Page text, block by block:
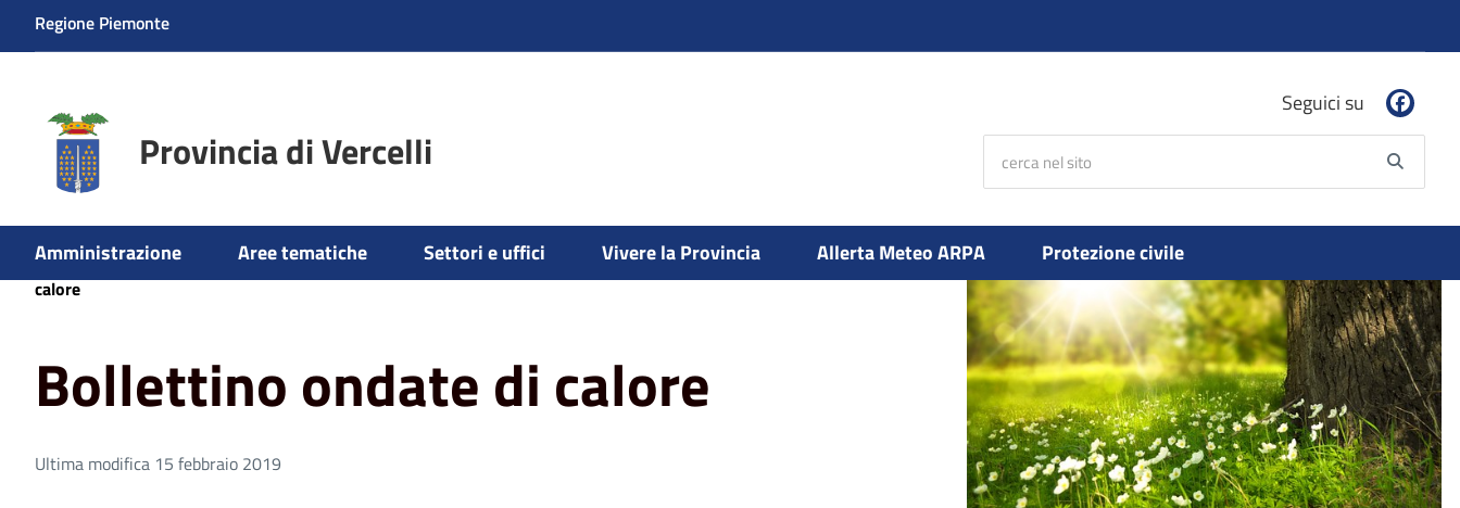
Regione Piemonte
Provincia di Vercelli
Seguici su
Amministrazione Aree tematiche Settori e uffici Vivere la Provincia Allerta Meteo ARPA Protezione civile
Home Aree tematiche Ambiente Aria - Servizio emissioni in atmosfera
Bollettino ondate di
calore
Bollettino ondate di calore
Ultima modifica 15 febbraio 2019